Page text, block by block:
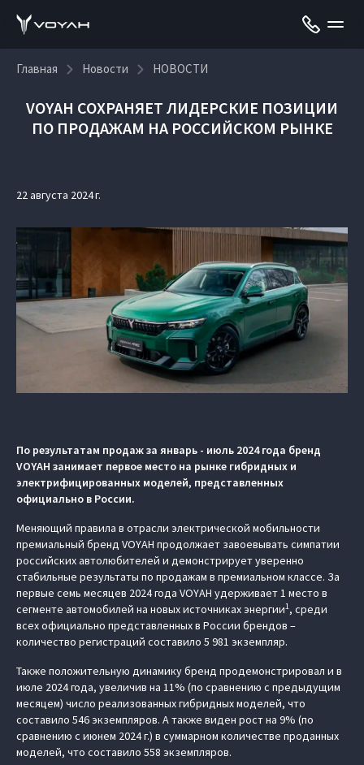
Главная Новости НОВОСТИ
VOYAH СОХРАНЯЕТ ЛИДЕРСКИЕ ПОЗИЦИИ
ПО ПРОДАЖАМ НА РОССИЙСКОМ РЫНКЕ
22 августа 2024 г.
По результатам продаж за январь - июль 2024 года бренд
VOYAH занимает первое место на рынке гибридных и
электрифицированных моделей, представленных
официально в России.
Меняющий правила в отрасли электрической мобильности
премиальный бренд VOYAH продолжает завоевывать симпатии
российских автолюбителей и демонстрирует уверенно
стабильные результаты по продажам в премиальном классе. За
первые семь месяцев 2024 года VOYAH удерживает 1 место в
сегменте автомобилей на новых источниках энергии1, среди
всех официально представленных в России брендов –
количество регистраций составило 5 981 экземпляр.
Также положительную динамику бренд продемонстрировал и в
июле 2024 года, увеличив на 11% (по сравнению с предыдущим
месяцем) число реализованных гибридных моделей, что
составило 546 экземпляров. А также виден рост на 9% (по
сравнению с июнем 2024 г.) в суммарном количестве проданных
моделей, что составило 558 экземпляров.